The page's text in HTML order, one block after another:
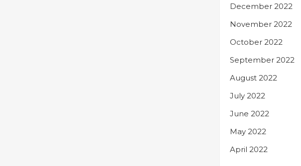
December 2022
November 2022
October 2022
September 2022
August 2022
July 2022
June 2022
May 2022
April 2022